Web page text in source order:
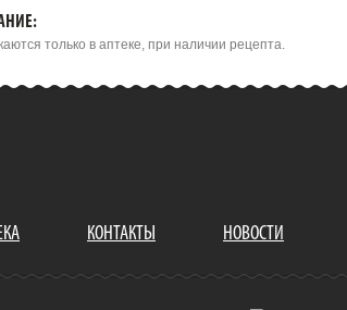
только в аптеке, при наличии рецепта.
КОНТАКТЫ НОВОСТИ